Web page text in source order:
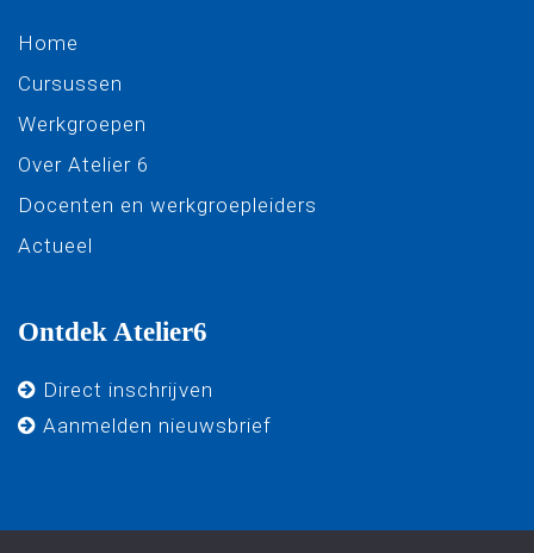
Home
Cursussen
Werkgroepen
Over Atelier 6
Docenten en werkgroepleiders
Actueel
Ontdek Atelier6
Direct inschrijven
Aanmelden nieuwsbrief